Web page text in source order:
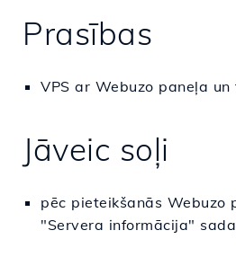
Prasības
VPS ar Webuzo paneļa
Jāveic soļi
pēc pieteikšanās Webuzo
"Servera informācija"